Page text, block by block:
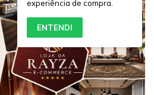
experiência de compra.
ENTENDI